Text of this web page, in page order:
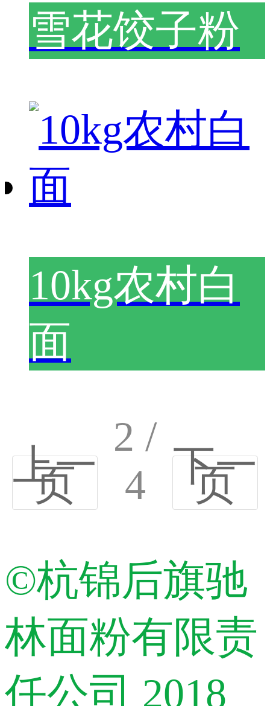
雪花饺子粉
10kg农村白
面
上一
页
2 /
4 下一
页
©杭锦后旗驰
林面粉有限责
任公司 2018